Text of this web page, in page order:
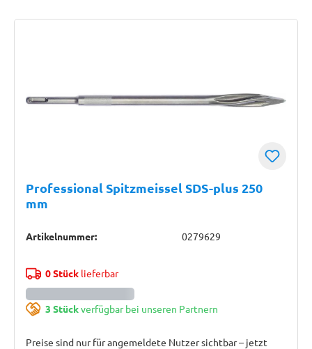
Professional Spitzmeissel SDS-plus 250
mm
Artikelnummer: 0279629
0 Stücklieferbar
3 Stückverfügbar bei unseren Partnern
Preise sind nur für angemeldete Nutzer sichtbar – jetzt